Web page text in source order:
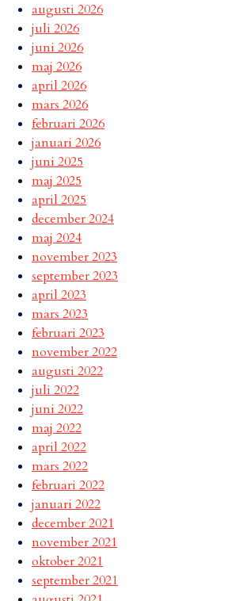
augusti 2026
juli 2026
juni 2026
maj 2026
april 2026
mars 2026
februari 2026
januari 2026
juni 2025
maj 2025
april 2025
december 2024
maj 2024
november 2023
september 2023
april 2023
mars 2023
februari 2023
november 2022
augusti 2022
juli 2022
juni 2022
maj 2022
april 2022
mars 2022
februari 2022
januari 2022
december 2021
november 2021
oktober 2021
september 2021